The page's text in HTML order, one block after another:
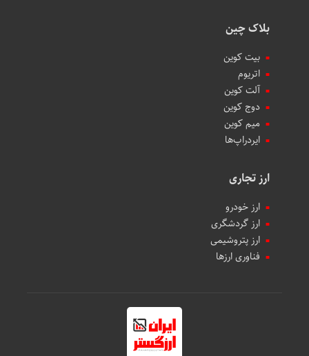
بلاک چین
بیت کوین
اتریوم
آلت کوین
دوج کوین
میم کوین‌
ایردراپ‌ها
ارز تجاری
ارز خودرو
ارز گردشگری
ارز پتروشیمی
فناوری ارزها